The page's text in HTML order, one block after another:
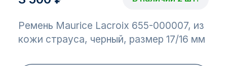
Ремень Maurice Lacroix 655-000007, из
кожи страуса, черный, размер 17/16 мм